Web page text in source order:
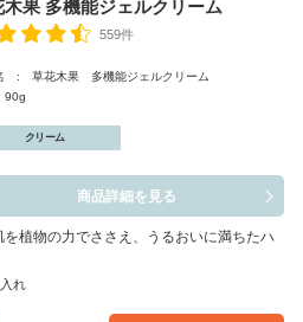
木果 多機能ジェルクリーム
559件
: 草花木果 多機能ジェルクリーム
90g
クリーム
商品詳細を見る
植物の力でささえ、うるおいに満ちたハ
れ